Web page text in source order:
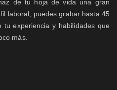
de tu hoja de vida una gran
laboral, puedes grabar hasta 45
experiencia y habilidades que
más.